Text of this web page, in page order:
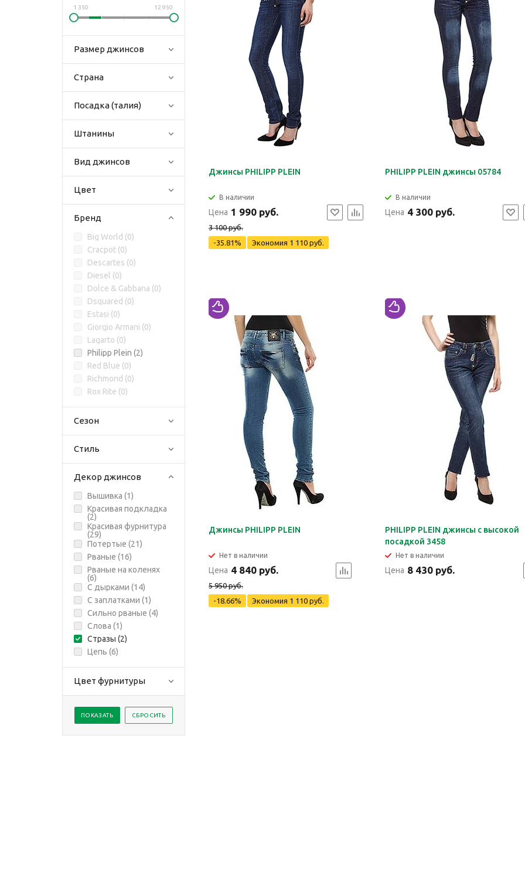
1 350 12 950
Размер джинсов
Страна
Посадка (талия)
Штанины
Вид джинсов
Цвет
Бренд
Big World (0)
Cracpot (0)
Descartes (0)
Diesel (0)
Dolce & Gabbana (0)
Dsquared (0)
Estasi (0)
Giorgio Armani (0)
Lagarto (0)
Philipp Plein (2)
Red Blue (0)
Richmond (0)
Rox Rite (0)
Сезон
Стиль
Декор джинсов
Вышивка (1)
Красивая подкладка
(2)
Красивая фурнитура
(29)
Потертые (21)
Рваные (16)
Рваные на коленях
(6)
С дырками (14)
С заплатками (1)
Сильно рваные (4)
Слова (1)
Стразы (2)
Цепь (6)
Цвет фурнитуры
Джинсы PHILIPP PLEIN
В наличии
Цена 1 990 руб.
3 100 руб.
-35.81%
Экономия 1 110 руб.
PHILIPP PLEIN джинсы 05784
В наличии
Цена 4 300 руб.
Джинсы PHILIPP PLEIN
Нет в наличии
Цена 4 840 руб.
5 950 руб.
-18.66%
Экономия 1 110 руб.
PHILIPP PLEIN джинсы с высокой
посадкой 3458
Нет в наличии
Цена 8 430 руб.